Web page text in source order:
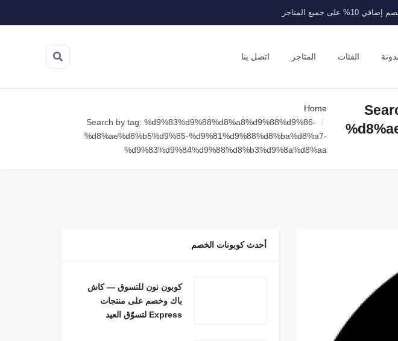
على جميع المتاجر
الفئات المتاجر اتصل بنا
Home
Search by tag: %d9%83%d9%88%d8%a8%d9%88%d9%86-
%d8%ae%d8%b5%d9%85-%d9%81%d9%88%d8%ba%d8%a7-
%d9%83%d9%84%d9%88%d8%b3%d9%8a%d8%aa
أحدث كوبونات الخصم
كوبون نون للتسوق — كاش
باك وخصم على منتجات
Express لتسوّق العيد